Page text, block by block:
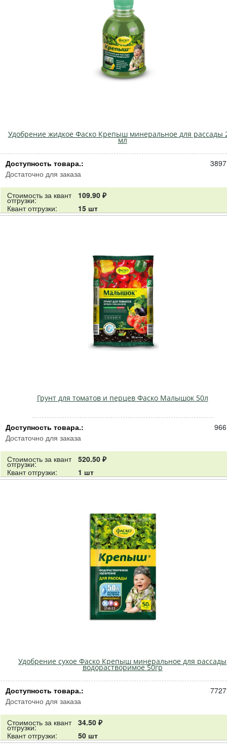
Удобрение жидкое Фаско Крепыш минеральное для рассады
мл
Доступность товара.:
Достаточно для заказа
Стоимость за квант
отгрузки:
109.90 ₽
Квант отгрузки:
15 шт
Грунт для томатов и перцев Фаско Малышок 50л
Доступность товара.:
Достаточно для заказа
Стоимость за квант
отгрузки:
520.50 ₽
Квант отгрузки:
1 шт
Удобрение сухое Фаско Крепыш минеральное для рассады
водорастворимое 50гр
Доступность товара.:
Достаточно для заказа
Стоимость за квант
отгрузки:
34.50 ₽
Квант отгрузки:
50 шт